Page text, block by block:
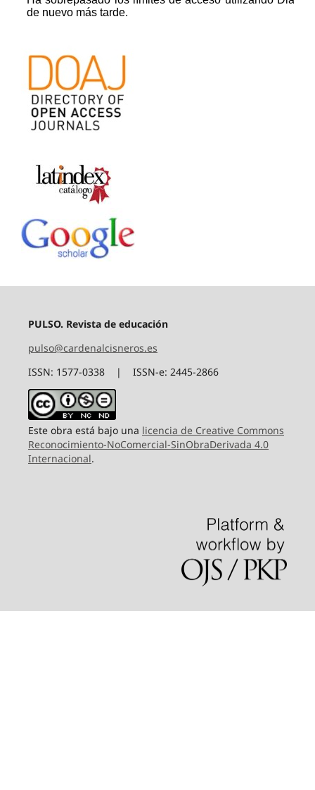
PULSO. Revista de educación
pulso@cardenalcisneros.es
ISSN: 1577-0338 | ISSN-e: 2445-2866
Este obra está bajo una licencia de Creative Commons
Reconocimiento-NoComercial-SinObraDerivada 4.0
Internacional.